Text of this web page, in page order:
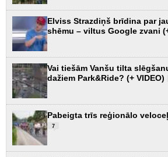
Elviss Strazdiņš brīdina par
shēmu – viltus Google zvani
Vai tiešām Vanšu tilta
dažiem Park&Ride? (+ VIDEO)
Pabeigta trīs reģionālo
7